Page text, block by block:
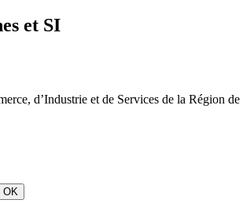
et SI
d’Industrie et de Services de la Région
OK